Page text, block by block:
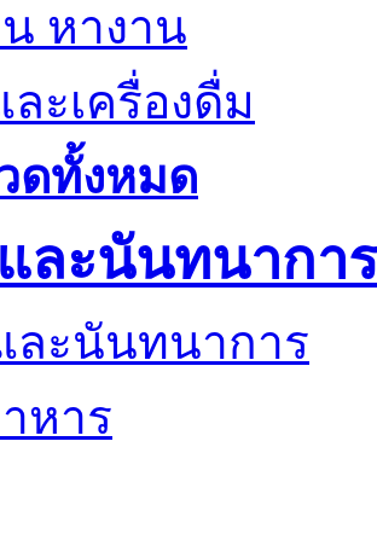
หางาน
ะเครื่องดื่ม
ดทั้งหมด
ละนันทนาการ
หาร